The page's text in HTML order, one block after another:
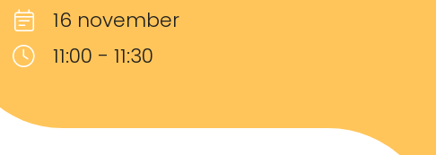
16 november
11:00 - 11:30